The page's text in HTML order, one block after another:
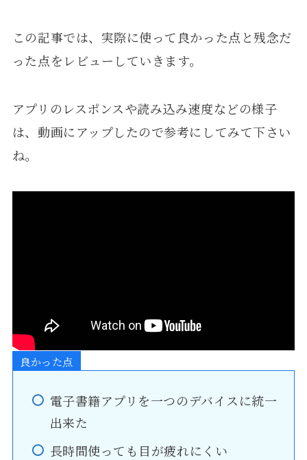
この記事では、実際に使って良かった点と残念だ
った点をレビューしていきます。
アプリのレスポンスや読み込み速度などの様子
は、動画にアップしたので参考にしてみて下さい
ね。
良かった点
電子書籍アプリを一つのデバイスに統一
出来た
長時間使っても目が疲れにくい